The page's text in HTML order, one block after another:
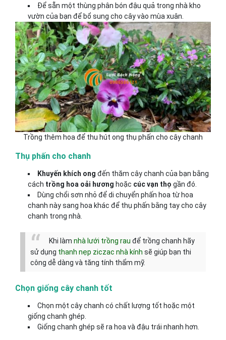
Để sẵn một thùng phân bón đậu quả trong nhà kho
vườn của bạn để bổ sung cho cây vào mùa xuân.
Trồng thêm hoa để thu hút ong thụ phấn cho cây chanh
Thụ phấn cho chanh
Khuyến khích ong đến thăm cây chanh của bạn bằng
cách trồng hoa oải hương hoặc cúc vạn thọ gần đó.
Dùng chổi sơn nhỏ để di chuyển phấn hoa từ hoa
chanh này sang hoa khác để thụ phấn bằng tay cho cây
chanh trong nhà.
Khi làm nhà lưới trồng rau để trồng chanh hãy
sử dụng thanh nẹp ziczac nhà kính sẽ giúp bạn thi
công dễ dàng và tăng tính thẩm mỹ.
Chọn giống cây chanh tốt
Chọn một cây chanh có chất lượng tốt hoặc một
giống chanh ghép.
Giống chanh ghép sẽ ra hoa và đậu trái nhanh hơn.